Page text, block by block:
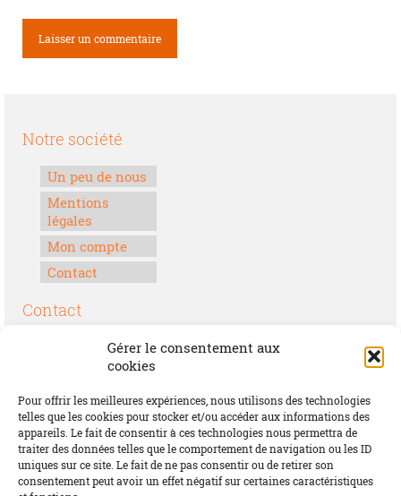
Gérer le consentement aux
cookies
Pour offrir les meilleures expériences, nous utilisons des technologies
telles que les cookies pour stocker et/ou accéder aux informations des
appareils. Le fait de consentir à ces technologies nous permettra de
traiter des données telles que le comportement de navigation ou les ID
uniques sur ce site. Le fait de ne pas consentir ou de retirer son
consentement peut avoir un effet négatif sur certaines caractéristiques
Notre société
Un peu de nous
Mentions
légales
Mon compte
Contact
Contact
Boulevard Félix Houphouët-Boigny
contact@offrirdubonheur.com
Blog